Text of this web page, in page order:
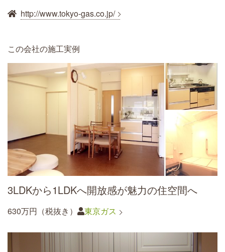
http://www.tokyo-gas.co.jp/
この会社の施工実例
3LDKから1LDKへ開放感が魅力の住空間へ
630万円（税抜き） 東京ガス